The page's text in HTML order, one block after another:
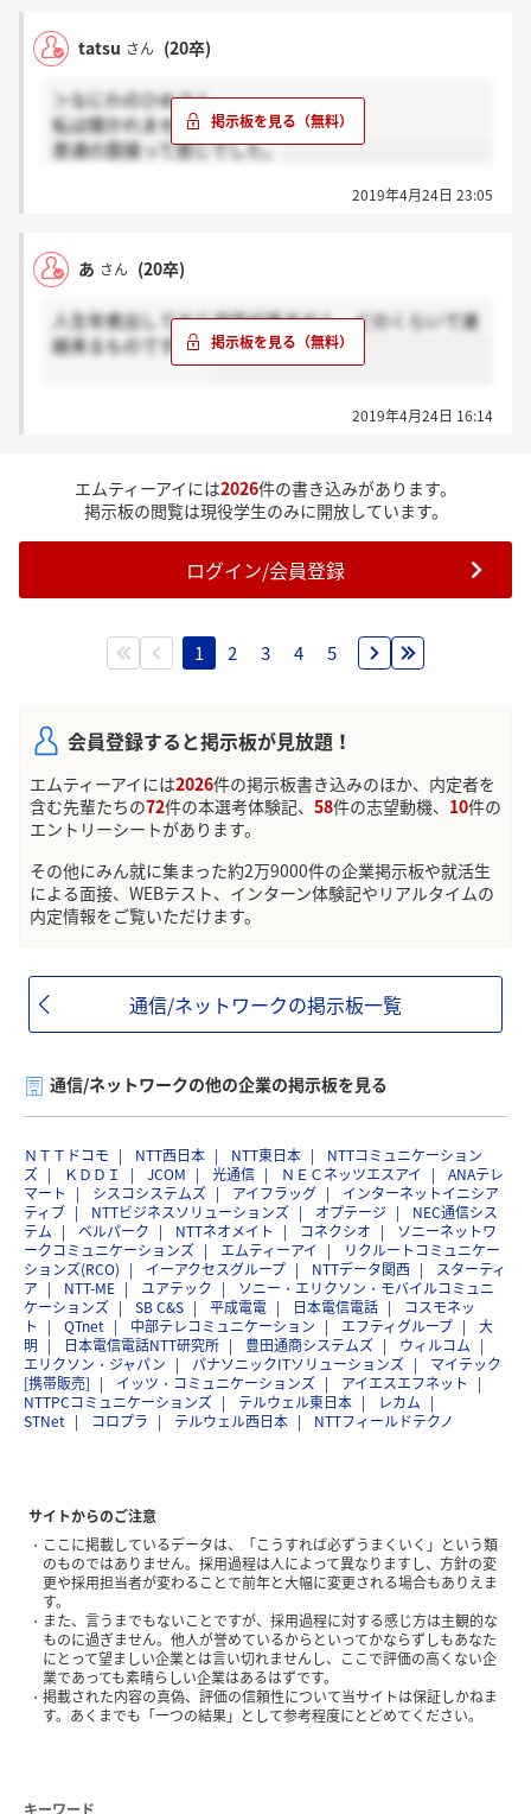
tatsu さん (20卒)
＞なにわのひめさん
私は聞かれませんでしたね。
普通の面接って感じでした。
2019年4月24日 23:05
あ さん (20卒)
人生年表出してから返信が来ません。どのくらいで連
絡来るものですか？
2019年4月24日 16:14
エムティーアイには2026件の書き込みがあります。
掲示板の閲覧は現役学生のみに開放しています。
ログイン/会員登録
1 2 3 4 5
会員登録すると掲示板が見放題！
エムティーアイには2026件の掲示板書き込みのほか、内定者を
含む先輩たちの72件の本選考体験記、 58件の志望動機、 10件の
エントリーシートがあります。
その他にみん就に集まった約2万9000件の企業掲示板や就活生
による面接、WEBテスト、インターン体験記やリアルタイムの
内定情報をご覧いただけます。
通信/ネットワークの掲示板一覧
通信/ネットワークの他の企業の掲示板を見る
ＮＴＴドコモ NTT西日本 NTT東日本
NTTコミュニケーション
ズ
ＫＤＤＩ JCOM 光通信 ＮＥＣネッツエスアイ
ANAテレ
マート
シスコシステムズ アイフラッグ
インターネットイニシア
ティブ
NTTビジネスソリューションズ オプテージ
NEC通信シス
テム
ベルパーク NTTネオメイト コネクシオ
ソニーネットワ
ークコミュニケーションズ
エムティーアイ
リクルートコミュニケー
ションズ(RCO)
イーアクセスグループ NTTデータ関西
スターティ
ア
NTT-ME ユアテック
ソニー・エリクソン・モバイルコミュニ
ケーションズ
SB C&S 平成電電 日本電信電話
コスモネッ
ト
QTnet 中部テレコミュニケーション エフティグループ
大
明
日本電信電話NTT研究所 豊田通商システムズ
ウィルコム
エリクソン・ジャパン
パナソニックITソリューションズ
マイテック
[携帯販売]
イッツ・コミュニケーションズ
アイエスエフネット
NTTPCコミュニケーションズ
テルウェル東日本
レカム
STNet
コロプラ テルウェル西日本 NTTフィールドテクノ
サイトからのご注意
ここに掲載しているデータは、「こうすれば必ずうまくいく」という類
のものではありません。採用過程は人によって異なりますし、方針の変
更や採用担当者が変わることで前年と大幅に変更される場合もありえま
す。
また、言うまでもないことですが、採用過程に対する感じ方は主観的な
ものに過ぎません。他人が誉めているからといってかならずしもあなた
にとって望ましい企業とは言い切れませんし、ここで評価の高くない企
業であっても素晴らしい企業はあるはずです。
掲載された内容の真偽、評価の信頼性について当サイトは保証しかねま
す。あくまでも「一つの結果」として参考程度にとどめてください。
キーワード